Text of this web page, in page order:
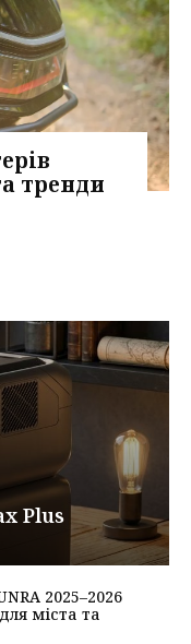
тренди
Plus
2025–2026
міста та